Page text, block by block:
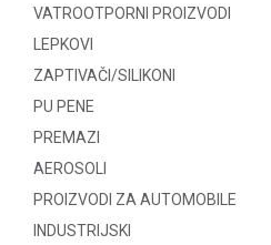
VATROOTPORNI PROIZVODI
LEPKOVI
ZAPTIVAČI/SILIKONI
PU PENE
PREMAZI
AEROSOLI
PROIZVODI ZA AUTOMOBILE
INDUSTRIJSKI